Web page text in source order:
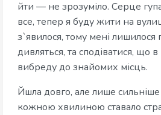
йти — не зрозуміло. Серце
все, тепер я буду жити на
з`явилося, тому мені лишилося
дивляться, та сподіватися, що
вибреду до знайомих місць.
Йшла довго, але лише сильніше
кожною хвилиною ставало